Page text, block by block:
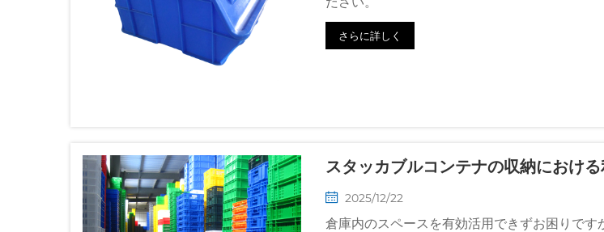
さらに詳しく
スタッカブルコンテナの収納におけ
2025/12/22
倉庫内のスペースを有効活用できずお困りです